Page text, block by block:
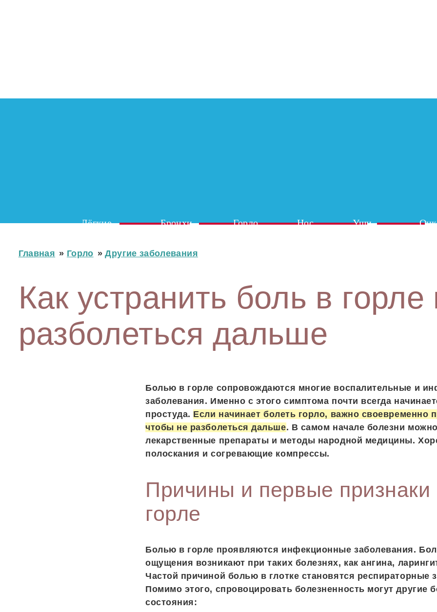
Лёгкие Бронхи Горло Нос Уши
Главная » Горло »Другие заболевания
Как устранить боль в горле
разболеться дальше
Болью в горле сопровождаются многие воспалительные и
заболевания. Именно с этого симптома почти всегда
простуда. Если начинает болеть горло, важно своевременно
чтобы не разболеться дальше. В самом начале болезни
лекарственные препараты и методы народной медицины.
полоскания и согревающие компрессы.
Причины и первые признаки
горле
Болью в горле проявляются инфекционные заболевания.
ощущения возникают при таких болезнях, как ангина,
Частой причиной болью в глотке становятся респираторные
Помимо этого, спровоцировать болезненность могут другие
состояния: